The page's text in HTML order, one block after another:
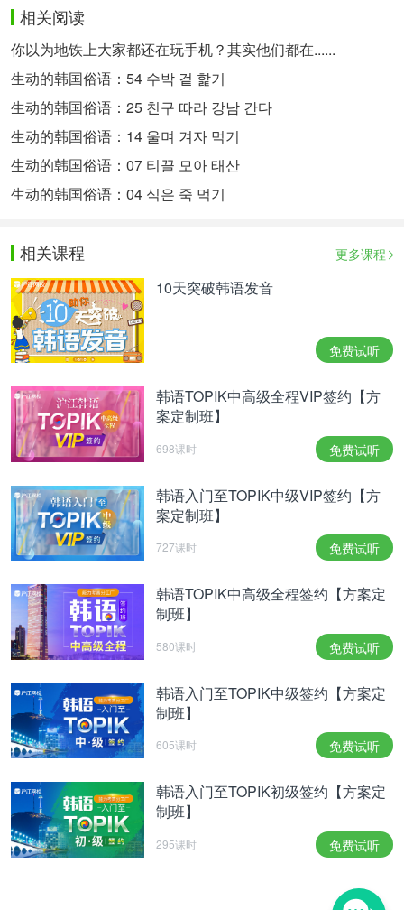
相关阅读
你以为地铁上大家都还在玩手机？其实他们都在......
生动的韩国俗语：54 수박 겉 핥기
生动的韩国俗语：25 친구 따라 강남 간다
生动的韩国俗语：14 울며 겨자 먹기
生动的韩国俗语：07 티끌 모아 태산
生动的韩国俗语：04 식은 죽 먹기
相关课程 更多课程
10天突破韩语发音
免费试听
韩语TOPIK中高级全程VIP签约【方
案定制班】
698课时 免费试听
韩语入门至TOPIK中级VIP签约【方
案定制班】
727课时 免费试听
韩语TOPIK中高级全程签约【方案定
制班】
580课时 免费试听
韩语入门至TOPIK中级签约【方案定
制班】
605课时 免费试听
韩语入门至TOPIK初级签约【方案定
制班】
295课时 免费试听